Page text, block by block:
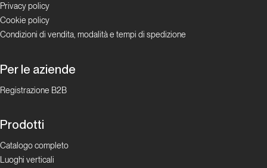
perfetta!
La
dry
tooling
Privacy policy
Cookie policy
Condizioni di vendita, modalità e tempi di spedizione
Per le aziende
Registrazione B2B
Prodotti
Catalogo completo
Luoghi verticali